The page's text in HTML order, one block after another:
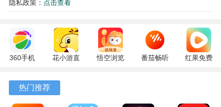
隐私政策： 点击查看
360手机
10.13.27
最新版
花小游直
17.9.56
悟空浏览
番茄畅听
红果免费
热门推荐